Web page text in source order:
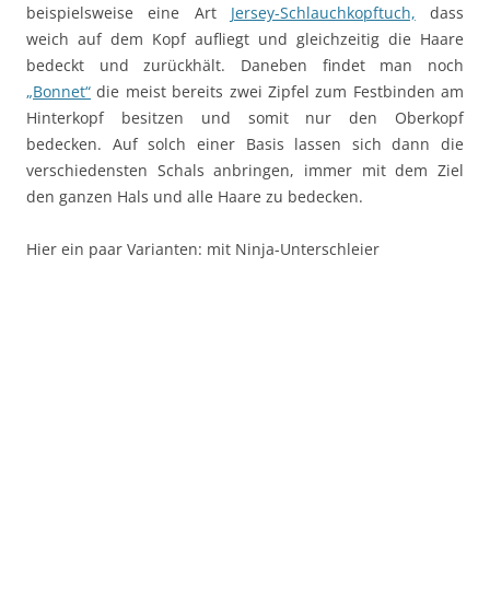
beispielsweise eine Art Jersey-Schlauchkopftuch, dass
weich auf dem Kopf aufliegt und gleichzeitig die Haare
bedeckt und zurückhält. Daneben findet man noch
„Bonnet“ die meist bereits zwei Zipfel zum Festbinden am
Hinterkopf besitzen und somit nur den Oberkopf
bedecken. Auf solch einer Basis lassen sich dann die
verschiedensten Schals anbringen, immer mit dem Ziel
den ganzen Hals und alle Haare zu bedecken.
Hier ein paar Varianten: mit Ninja-Unterschleier